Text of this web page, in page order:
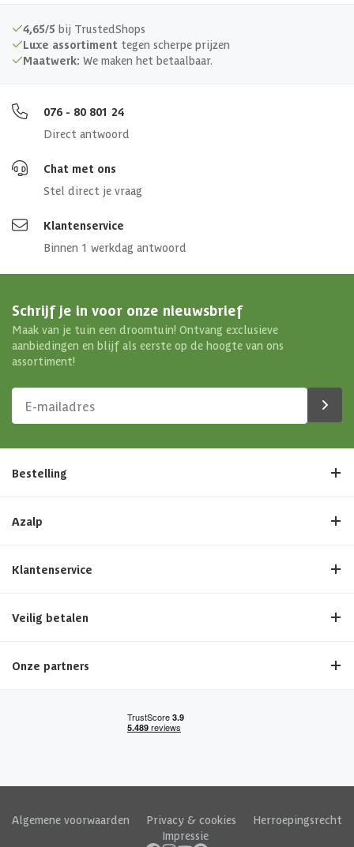
4,65/5 bij TrustedShops
Luxe assortiment tegen scherpe prijzen
Maatwerk: We maken het betaalbaar.
076 - 80 801 24
Direct antwoord
Chat met ons
Stel direct je vraag
Klantenservice
Binnen 1 werkdag antwoord
Schrijf je in voor onze nieuwsbrief
Maak van je tuin een droomtuin! Ontvang exclusieve
aanbiedingen en blijf als eerste op de hoogte van ons
assortiment!
Bestelling
Azalp
Klantenservice
Veilig betalen
Onze partners
Algemene voorwaarden Privacy & cookies
Herroepingsrecht
Impressie